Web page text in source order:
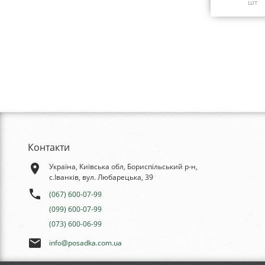
шт
Контакти
place
Україна, Київська обл, Бориспільський р-н,
с.Іванків, вул. Любарецька, 39
phone
(067) 600-07-99
(099) 600-07-99
(073) 600-06-99
email info@posadka.com.ua